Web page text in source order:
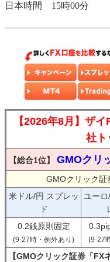
日本時間 15時00分
【2026年8月】ザ
社ト
【総合1位】 GMOクリ
GMOクリック証
米ドル/円 スプレッ
ド
ユー
0.2銭原則固定
(9-27時・例外あり) (9-27
【GMOクリック証券「FX